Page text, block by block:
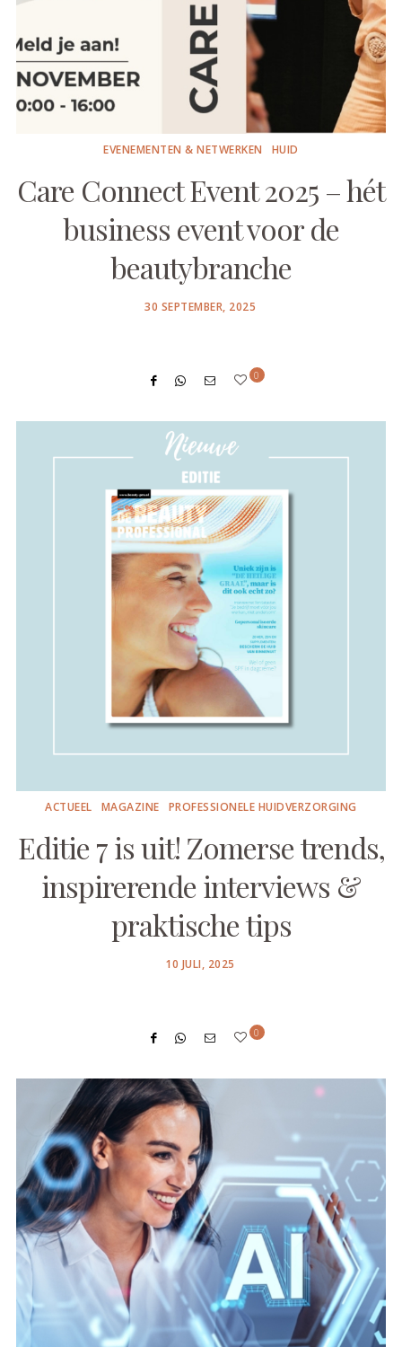
EVENEMENTEN & NETWERKEN HUID
Care Connect Event 2025 – hét
business event voor de
beautybranche
POSTED
30 SEPTEMBER, 2025
0
ACTUEEL MAGAZINE PROFESSIONELE HUIDVERZORGING
Editie 7 is uit! Zomerse trends,
inspirerende interviews &
praktische tips
POSTED
10 JULI, 2025
0